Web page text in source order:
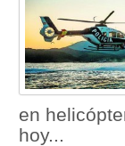
en
hoy...